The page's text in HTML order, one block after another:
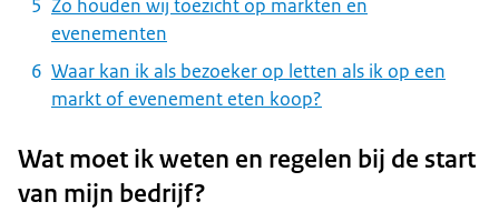
Zo houden wij toezicht op markten en
evenementen
Waar kan ik als bezoeker op letten als ik op een
markt of evenement eten koop?
Wat moet ik weten en regelen bij de start
van mijn bedrijf?